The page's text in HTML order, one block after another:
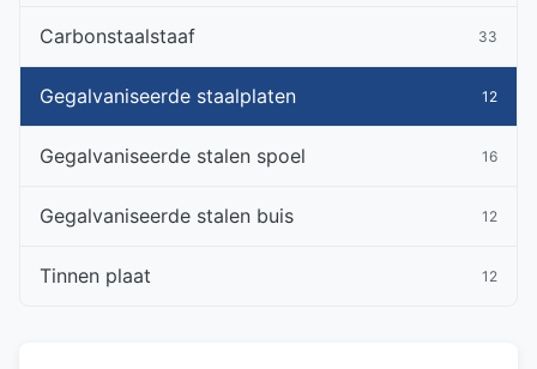
Carbonstaalstaaf 33
Gegalvaniseerde staalplaten 12
Gegalvaniseerde stalen spoel 16
Gegalvaniseerde stalen buis 12
Tinnen plaat 12